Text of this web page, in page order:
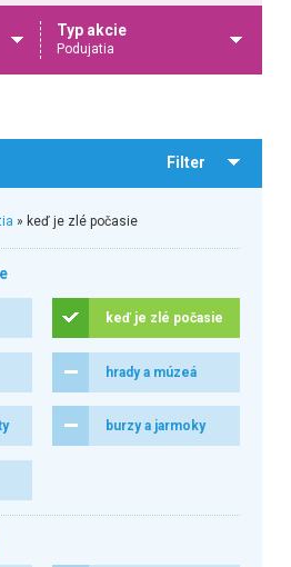
Typ akcie
Podujatia
Filter
» keď je zlé počasie
keď je zlé počasie
hrady a múzeá
burzy a jarmoky